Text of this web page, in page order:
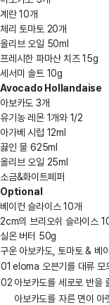
계란 10개
체리 토마토 20개
올리브 오일 50ml
프레시한 파마산 치즈 15g
세서미 솔트 10g
Avocado Hollandaise
아보카도 3개
유기농 레몬 1개와 1/2
아가베 시럽 12ml
끓인 물 625ml
올리브 오일 25ml
소금&화이트페퍼
Optional
베이컨 슬라이스 10개
2cm의 브리오쉬 슬라이스
실온 버터 50g
구운 아보카도, 토마토 & 베
01 eloma 오븐기를 대류 모
02 아보카도를 세로로 반을
아보카도를 자른 면이 아